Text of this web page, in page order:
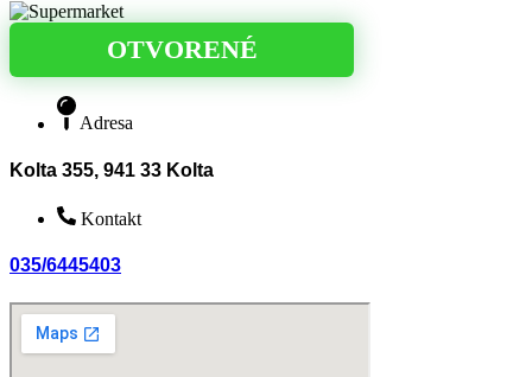
OTVORENÉ
Adresa
Kolta 355, 941 33 Kolta
Kontakt
035/6445403